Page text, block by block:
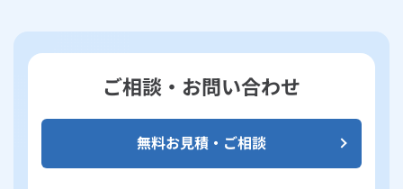
ご相談・お問い合わせ
無料お見積・ご相談